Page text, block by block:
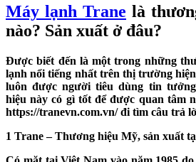
Máy lạnh Trane là
nào? Sản xuất ở đâu?
Được biết đến là một trong những
lạnh nổi tiếng nhất trên thị trường
luôn được người tiêu dùng tin
hiệu này có gì tốt để được quan tâm
https://tranevn.com.vn/ đi tìm câu trả
1 Trane– Thương hiệu Mỹ, sản xuất